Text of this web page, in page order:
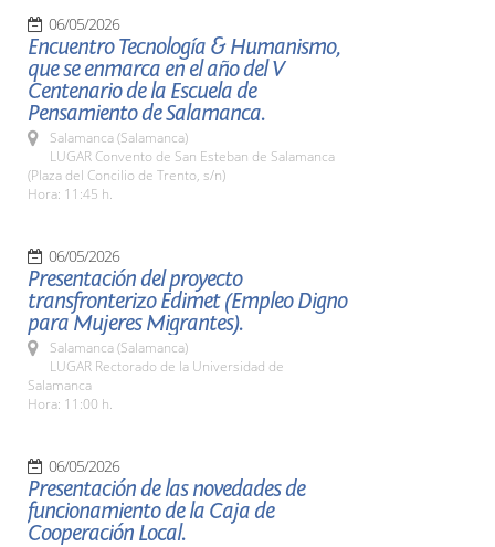
06/05/2026
Encuentro Tecnología & Humanismo,
que se enmarca en el año del V
Centenario de la Escuela de
Pensamiento de Salamanca.
Salamanca (Salamanca)
LUGAR Convento de San Esteban de Salamanca
(Plaza del Concilio de Trento, s/n)
Hora: 11:45 h.
06/05/2026
Presentación del proyecto
transfronterizo Edimet (Empleo Digno
para Mujeres Migrantes).
Salamanca (Salamanca)
LUGAR Rectorado de la Universidad de
Salamanca
Hora: 11:00 h.
06/05/2026
Presentación de las novedades de
funcionamiento de la Caja de
Cooperación Local.